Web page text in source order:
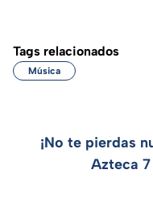
Tags relacionados
Música
¡No te pierdas
Azteca